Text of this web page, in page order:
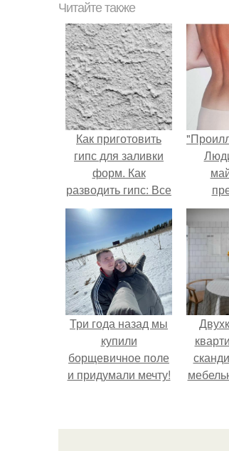
Читайте также
Как приготовить
гипс для заливки
форм. Как
разводить гипс: Все
о приготовлении
идеального
раствора
Три года назад мы
купили
борщевичное поле
и придумали мечту!